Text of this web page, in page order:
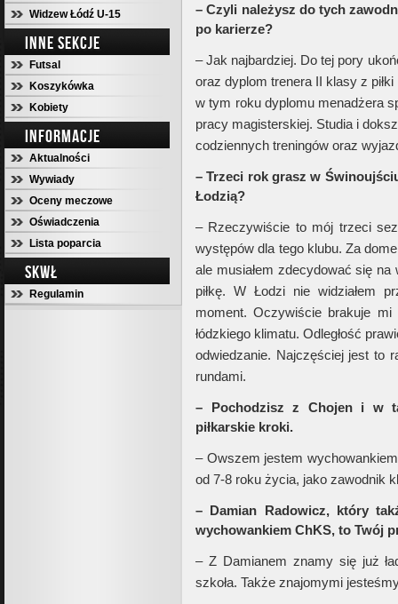
Widzew Łódź U-15
INNE SEKCJE
Futsal
Koszykówka
Kobiety
INFORMACJE
Aktualności
Wywiady
Oceny meczowe
Oświadczenia
Lista poparcia
SKWŁ
Regulamin
– Czyli należysz do tych
po karierze?
– Jak najbardziej. Do tej pory
oraz dyplom trenera II klasy z
w tym roku dyplomu menadżera
pracy magisterskiej. Studia i
codziennych treningów oraz
– Trzeci rok grasz w
Łodzią?
– Rzeczywiście to mój trzeci
występów dla tego klubu. Za
ale musiałem zdecydować się
piłkę. W Łodzi nie widziałem
moment. Oczywiście brakuje mi
łódzkiego klimatu. Odległość
odwiedzanie. Najczęściej jest to
rundami.
– Pochodzisz z Chojen i w
piłkarskie kroki.
– Owszem jestem
od 7-8 roku życia, jako zawodnik
– Damian Radowicz, który
wychowankiem ChKS, to Twój
– Z Damianem znamy się już
szkoła. Także znajomymi